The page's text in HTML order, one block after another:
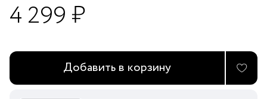
4 299 ₽
Добавить в корзину